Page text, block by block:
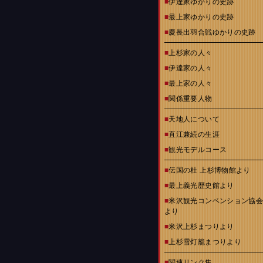
■伊達家ゆかりの史跡
■最上家ゆかりの史跡
■慶長出羽合戦ゆかりの史跡
■上杉家の人々
■伊達家の人々
■最上家の人々
■関係重要人物
■天地人について
■直江兼続の生涯
■観光モデルコース
■伝国の杜 上杉博物館より
■最上義光歴史館より
■米沢観光コンベンション協会
より
■米沢上杉まつりより
■上杉雪灯籠まつりより